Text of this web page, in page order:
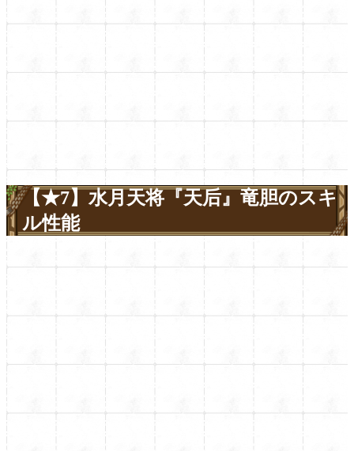
【★7】水月天将『天后』竜胆のスキ
ル性能